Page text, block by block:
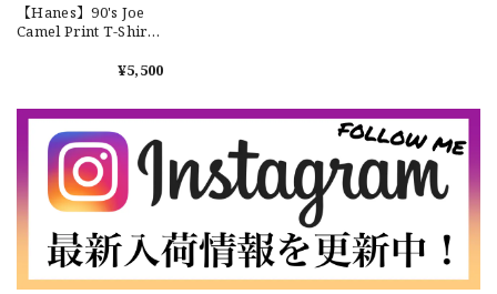
2026/07/14
【Cooperstown Ball Cap】Made in USA Baseball Cap "NY" STONE×GREEN 新品 クーパーズタウンボールキャップ 6パネル ２トーン 緑
３.1947 New York Cubans
2026/07/01
2026/06/29
【Hanes】90's Joe
Camel Print T-Shirt
ンズ ユーズド NO.19
¥5,500